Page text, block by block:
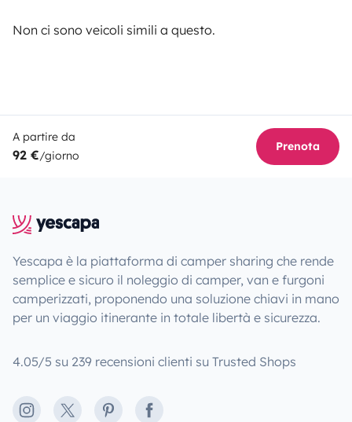
Non ci sono veicoli simili a questo.
A partire da
92 €/giorno
Prenota
Yescapa è la piattaforma di camper sharing che rende
semplice e sicuro il noleggio di camper, van e furgoni
camperizzati, proponendo una soluzione chiavi in mano
per un viaggio itinerante in totale libertà e sicurezza.
4.05/5 su 239 recensioni clienti su Trusted Shops
Instagram
X PinterestFacebook